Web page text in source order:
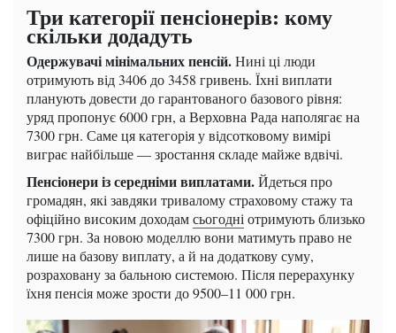
Три категорії пенсіонерів: кому
скільки додадуть
Одержувачі мінімальних пенсій.Нині ці люди
отримують від 3406 до 3458 гривень. Їхні виплати
планують довести до гарантованого базового рівня:
уряд пропонує 6000 грн, а Верховна Рада наполягає на
7300 грн. Саме ця категорія у відсотковому вимірі
виграє найбільше — зростання складе майже вдвічі.
Пенсіонери із середніми виплатами.Йдеться про
громадян, які завдяки тривалому страховому стажу та
офіційно високим доходамсьогодні отримують близько
7300 грн. За новою моделлю вони матимуть право не
лише на базову виплату, а й на додаткову суму,
розраховану за бальною системою. Після перерахунку
їхня пенсія може зрости до 9500–11 000 грн.